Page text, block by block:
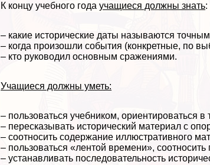
К концу учебного годаучащиеся должны знать:
– какие исторические даты называются
– когда произошли события (конкретные, по
– кто руководил основным сражениями.
Учащиеся должны уметь:
– пользоваться учебником, ориентироваться в
– пересказывать исторический материал с
– соотносить содержание иллюстративного
– пользоваться «лентой времени», соотносить
– устанавливать последовательность